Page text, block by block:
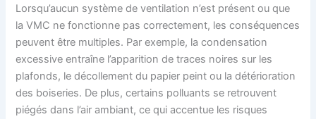
Lorsqu’aucun système de ventilation n’est présent ou que
la VMC ne fonctionne pas correctement, les conséquences
peuvent être multiples. Par exemple, la condensation
excessive entraîne l’apparition de traces noires sur les
plafonds, le décollement du papier peint ou la détérioration
des boiseries. De plus, certains polluants se retrouvent
piégés dans l’air ambiant, ce qui accentue les risques